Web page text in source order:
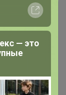
— это